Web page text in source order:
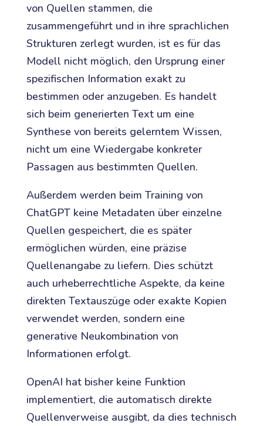
von Quellen stammen, die
zusammengeführt und in ihre sprachlichen
Strukturen zerlegt wurden, ist es für das
Modell nicht möglich, den Ursprung einer
spezifischen Information exakt zu
bestimmen oder anzugeben. Es handelt
sich beim generierten Text um eine
Synthese von bereits gelerntem Wissen,
nicht um eine Wiedergabe konkreter
Passagen aus bestimmten Quellen.
Außerdem werden beim Training von
ChatGPT keine Metadaten über einzelne
Quellen gespeichert, die es später
ermöglichen würden, eine präzise
Quellenangabe zu liefern. Dies schützt
auch urheberrechtliche Aspekte, da keine
direkten Textauszüge oder exakte Kopien
verwendet werden, sondern eine
generative Neukombination von
Informationen erfolgt.
OpenAI hat bisher keine Funktion
implementiert, die automatisch direkte
Quellenverweise ausgibt, da dies technisch